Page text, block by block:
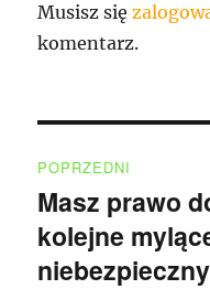
Musisz się
komentarz.
wpisu
POPRZEDNI
Poprzedni
wpis:
Masz prawo
kolejne